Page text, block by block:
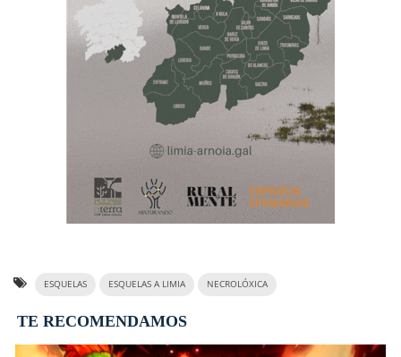
ESQUELAS ESQUELAS A LIMIA NECROLÓXICA
TE RECOMENDAMOS